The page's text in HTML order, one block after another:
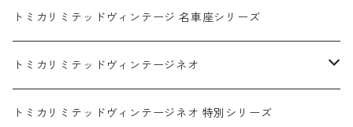
ホンダ / HONDA
日産 / NISSAN
スバル / SUBARU
赤箱 - 絶版（廃盤）トミカ No.1-120
赤箱 - 絶版（廃盤）トミカ No.1-9
赤箱 - 絶版（廃盤）トミカ No.10-19
赤箱 - 絶版（廃盤）ロングトミカ No.121-
赤箱 - 車種別
TLV - No. LV-00-195
TLV - No. LV-00-09
TLV - No. LV-10-19
TLV - 車種別
乗用車
トミカリミテッドヴィンテージ 名車座シリーズ
トミカリミテッドヴィンテージネオ
TLVN - NEW LINEUP
トミカリミテッドヴィンテージネオ 特別シリーズ